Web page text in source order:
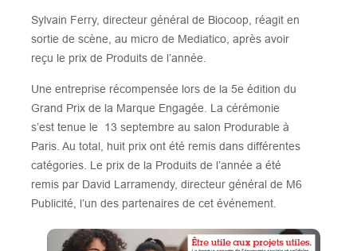
Sylvain Ferry, directeur général de Biocoop, réagit en
sortie de scène, au micro de Mediatico, après avoir
reçu le prix de Produits de l’année.
Une entreprise récompensée lors de la 5e édition du
Grand Prix de la Marque Engagée. La cérémonie
s’est tenue le 13 septembre au salon Produrable à
Paris. Au total, huit prix ont été remis dans différentes
catégories. Le prix de la Produits de l’année a été
remis par David Larramendy, directeur général de M6
Publicité, l’un des partenaires de cet événement.